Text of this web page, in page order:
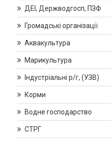
ДЕІ, Держводгосп, ПЗФ
Громадські організації
Аквакультура
Марикультура
Індустріальні р/г, (УЗВ)
Корми
Водне господарство
СТРГ